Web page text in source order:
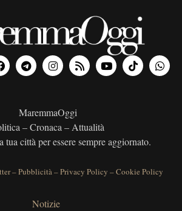
MaremmaOggi
– Cronaca – Attualità
città per essere sempre aggiornato.
–Pubblicità–Privacy Policy –Cookie Policy
Notizie